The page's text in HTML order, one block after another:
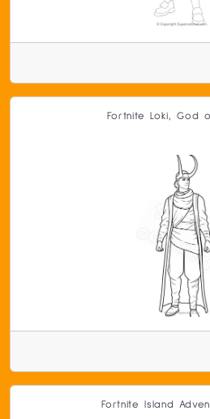
Fortnite Loki, God
Fortnite Island